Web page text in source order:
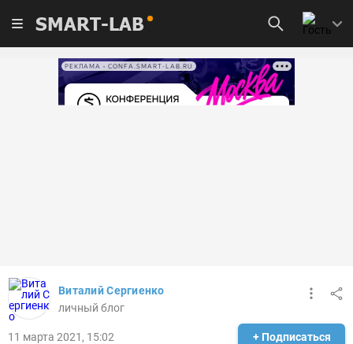
SMART-LAB
РЕКЛАМА • CONFA.SMART-LAB.RU
Виталий Сергиенко
личный блог
11 марта 2021, 15:02 + Подписаться